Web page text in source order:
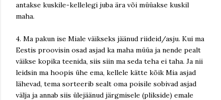
antakse kuskile-kellelegi juba ära või müüakse kuskil
maha.
4. Ma pakun ise Miale väikseks jäänud riideid/asju. Kui ma
Eestis proovisin osad asjad ka maha müüa ja nende pealt
väikse kopika teenida, siis siin ma seda teha ei taha. Ja nii
leidsin ma hoopis ühe ema, kellele kätte kõik Mia asjad
lähevad, tema sorteerib sealt oma poisile sobivad asjad
välja ja annab siis ülejäänud järgmisele (plikside) emale